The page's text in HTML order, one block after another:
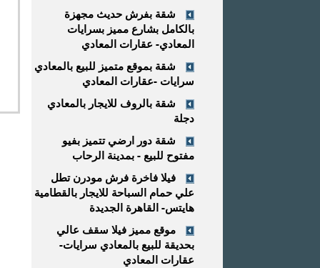
شقة بفرش حديث مجهزة
بالكامل بشارع مميز بسرايات
المعادي- عقارات المعادي
شقة بموقع متميز للبيع بالمعادي
سرايات -عقارات المعادي
شقة بالروف للايجار بالمعادي
دجلة
شقة دور ارضي تتميز بفيو
مفتوح للبيع - بمدينة الرحاب
فيلا فاخرة فرش مودرن تطل
علي حمام السباحة للايجار بالقطامية
هايتس- القاهرة الجديدة
موقع مميز فيلا سقف عالي
بحديقة للبيع بالمعادي سرايات-
عقارات المعادي